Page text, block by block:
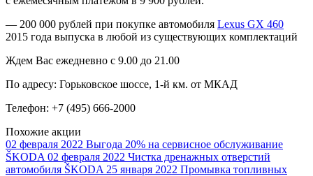
— 200 000 рублей при покупке автомобиля Lexus GX 460
2015 года выпуска в любой из существующих комплектаций
Ждем Вас ежедневно с 9.00 до 21.00
По адресу: Горьковское шоссе, 1-й км. от МКАД
Телефон: +7 (495) 666-2000
Похожие акции
02 февраля 2022 Выгода 20% на сервисное обслуживание
ŠKODA 02 февраля 2022 Чистка дренажных отверстий
автомобиля ŠKODA 25 января 2022 Промывка топливных